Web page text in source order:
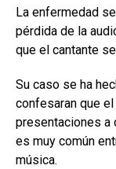
La enfermedad
pérdida de la
que el cantante
Su caso se ha
confesaran que
presentaciones a
es muy común
música.